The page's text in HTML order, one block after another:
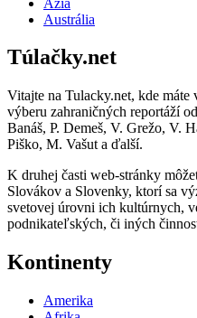
Austrália
Túlačky.net
Vitajte na Tulacky.net, kde
výberu zahraničných reportáží
Banáš, P. Demeš, V. Grežo, V.
Piško, M. Vašut a ďalší.
K druhej časti web-stránky
Slovákov a Slovenky, ktorí sa
svetovej úrovni ich kultúrnych,
podnikateľských, či iných
Kontinenty
Amerika